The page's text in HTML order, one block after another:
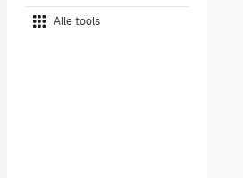
Alle tools